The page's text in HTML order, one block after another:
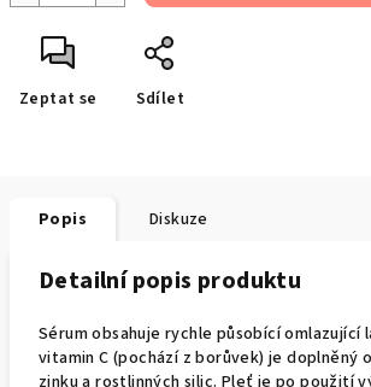
Zeptat se Sdílet
Popis Diskuze
Detailní popis produktu
Sérum obsahuje rychle působící omlazující
vitamin C (pochází z borůvek) je doplněný
zinku a rostlinných silic. Pleť je po použití